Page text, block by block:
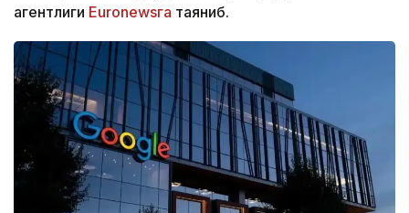
агентлиги Euronewsга таяниб.